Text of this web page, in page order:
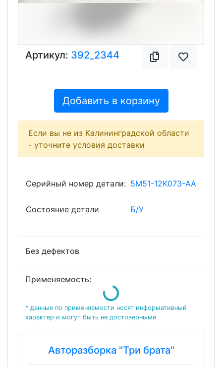
Артикул: 392_2344
Добавить в корзину
Если вы не из Калининградской области
- уточните условия доставки
Серийный номер детали: 5M51-12K073-AA
Состояние детали Б/У
Без дефектов
Применяемость:Loading...
* данные по применяемости носят информативный
характер и могут быть не достоверными
Авторазборка "Три брата"